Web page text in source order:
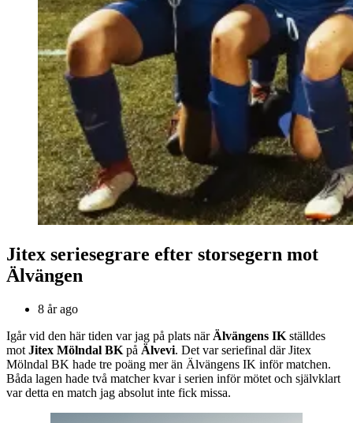
Jitex seriesegrare efter storsegern mot
Älvängen
8 år ago
Igår vid den här tiden var jag på plats när Älvängens IK ställdes
mot Jitex Mölndal BK på Älvevi. Det var seriefinal där Jitex
Mölndal BK hade tre poäng mer än Älvängens IK inför matchen.
Båda lagen hade två matcher kvar i serien inför mötet och självklart
var detta en match jag absolut inte fick missa.